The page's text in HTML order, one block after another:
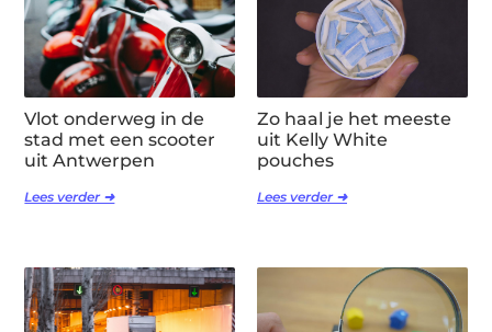
Vlot onderweg in de
stad met een scooter
uit Antwerpen
Lees verder ➜
Zo haal je het meeste
uit Kelly White
pouches
Lees verder ➜